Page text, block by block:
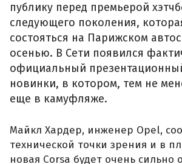
публику перед премьерой
следующего поколения,
состояться на Парижском
осенью. В Сети появился
официальный
новинки, в котором, тем не
еще в камуфляже.
Майкл Хардер, инженер Opel,
технической точки зрения и в
новая Corsa будет очень сильно